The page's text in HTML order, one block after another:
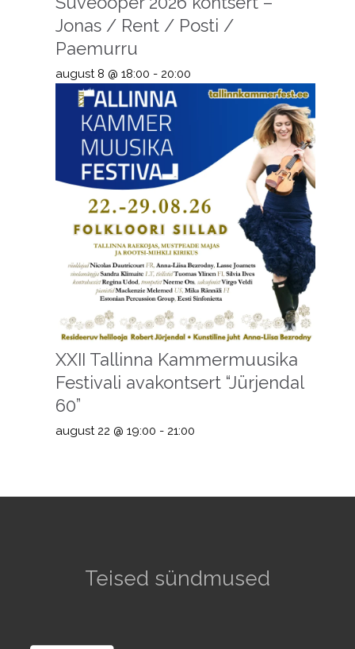
Jonas / Rent / Posti /
Paemurru
august 8 @ 18:00 - 20:00
XXII Tallinna Kammermuusika
Festivali avakontsert “Jürjendal
60”
august 22 @ 19:00 - 21:00
Teised sündmused